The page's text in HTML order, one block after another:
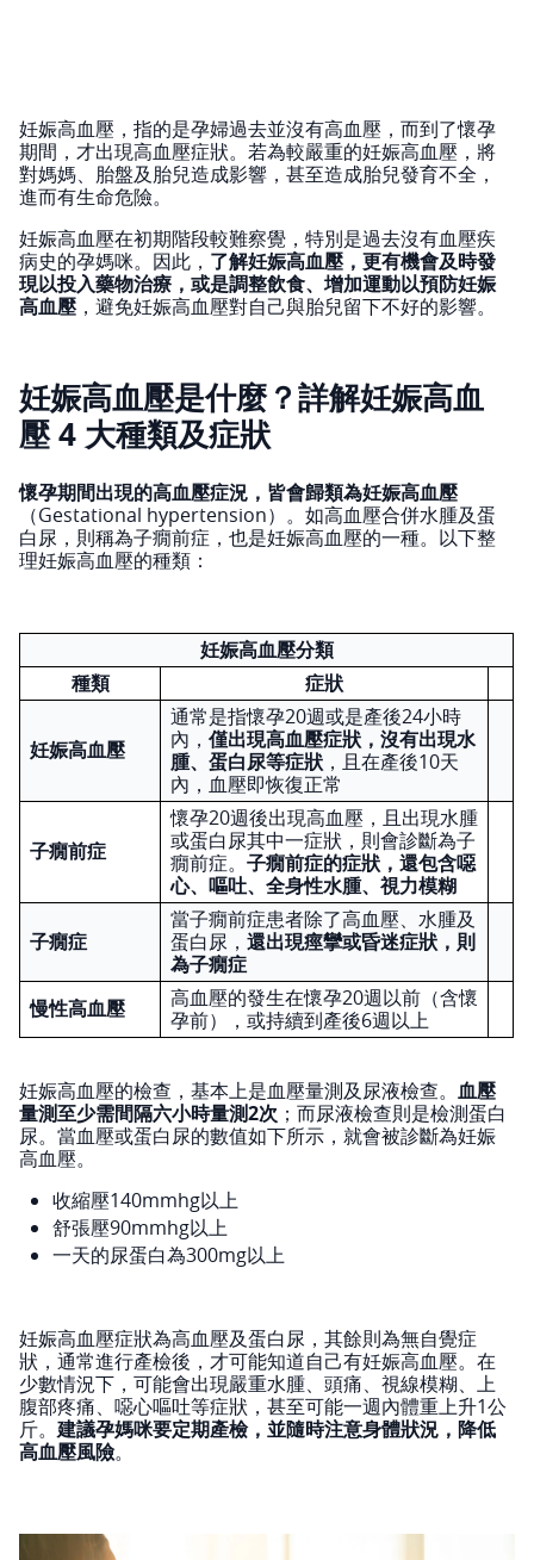
妊娠高血壓，指的是孕婦過去並沒有高血壓，而到了懷孕
期間，才出現高血壓症狀。若為較嚴重的妊娠高血壓，將
對媽媽、胎盤及胎兒造成影響，甚至造成胎兒發育不全，
進而有生命危險。
妊娠高血壓在初期階段較難察覺，特別是過去沒有血壓疾
病史的孕媽咪。因此， 了解妊娠高血壓，更有機會及時發
現以投入藥物治療，或是調整飲食、增加運動以預防妊娠
高血壓，避免妊娠高血壓對自己與胎兒留下不好的影響。
妊娠高血壓是什麼？詳解妊娠高血
壓 4 大種類及症狀
懷孕期間出現的高血壓症況，皆會歸類為妊娠高血壓
（Gestational hypertension）。如高血壓合併水腫及蛋
白尿，則稱為子癇前症，也是妊娠高血壓的一種。以下整
理妊娠高血壓的種類：
妊娠高血壓分類
種類
症狀
妊娠高血壓
通常是指懷孕20週或是產後24小時
內， 僅出現高血壓症狀，沒有出現水
腫、蛋白尿等症狀 ，且在產後10天
內，血壓即恢復正常
子癇前症
懷孕20週後出現高血壓，且出現水腫
或蛋白尿其中一症狀，則會診斷為子
癇前症。 子癇前症的症狀，還包含噁
心、嘔吐、全身性水腫、視力模糊
子癇症
當子癇前症患者除了高血壓、水腫及
蛋白尿， 還出現痙攣或昏迷症狀，則
為子癇症
慢性高血壓
高血壓的發生在懷孕20週以前（含懷
孕前），或持續到產後6週以上
妊娠高血壓的檢查，基本上是血壓量測及尿液檢查。 血壓
量測至少需間隔六小時量測2次 ；而尿液檢查則是檢測蛋白
尿。當血壓或蛋白尿的數值如下所示，就會被診斷為妊娠
高血壓。
收縮壓140mmhg以上
舒張壓90mmhg以上
一天的尿蛋白為300mg以上
妊娠高血壓症狀為高血壓及蛋白尿，其餘則為無自覺症
狀，通常進行產檢後，才可能知道自己有妊娠高血壓。在
少數情況下，可能會出現嚴重水腫、頭痛、視線模糊、上
腹部疼痛、噁心嘔吐等症狀，甚至可能一週內體重上升1公
斤。 建議孕媽咪要定期產檢，並隨時注意身體狀況，降低
高血壓風險。